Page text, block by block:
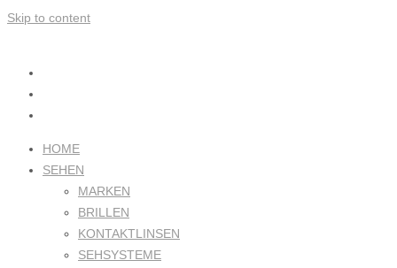
Skip to content
HOME
SEHEN
MARKEN
BRILLEN
KONTAKTLINSEN
SEHSYSTEME